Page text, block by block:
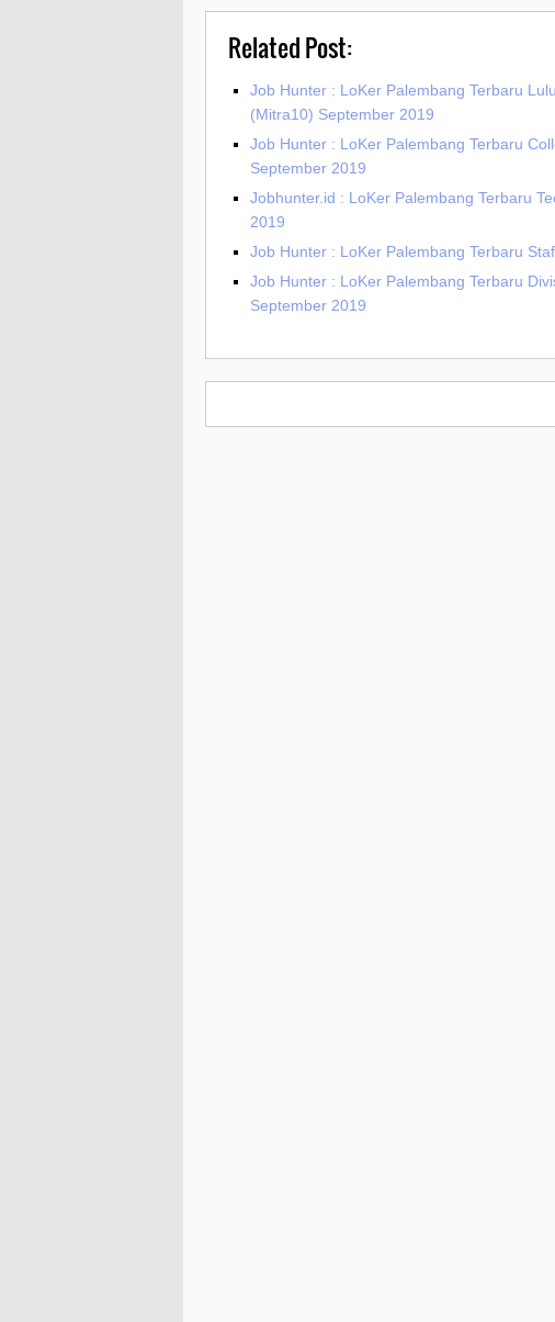
Related Post:
Job Hunter : LoKer Palembang Terbaru
(Mitra10) September 2019
Job Hunter : LoKer Palembang Terbaru
September 2019
Jobhunter.id : LoKer Palembang Terbaru
2019
Job Hunter : LoKer Palembang Terbaru
Job Hunter : LoKer Palembang Terbaru
September 2019